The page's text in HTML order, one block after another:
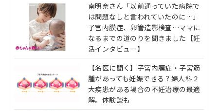
南明奈さん「以前通っていた病院で
は問題なしと言われていたのに…」
子宮内膜症、卵管造影検査…ママに
なるまでの道のりを聞きました【妊
活インタビュー】
【名医に聞く】子宮内膜症・子宮筋
腫があっても妊娠できる？婦人科２
大疾患がある場合の不妊治療の最適
解。体験談も